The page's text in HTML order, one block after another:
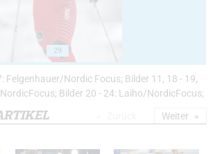
29
Felgenhauer/Nordic Focus; Bilder 11, 18 - 19,
Bilder 20 - 24: Laiho/NordicFocus;
Weiter